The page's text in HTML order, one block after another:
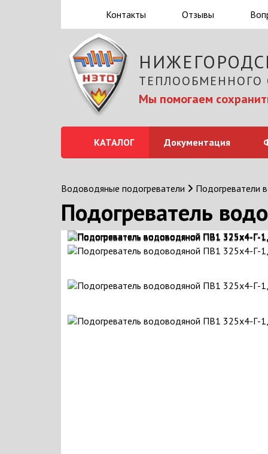
Отзывы
Контакты
ТЕПЛООБМЕННОГО
Мы помогаем
КАТАЛОГ Документация
Водоводяные подогреватели Подогреватели
Подогреватель